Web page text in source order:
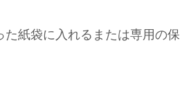
紙袋に入れるまたは専用の保